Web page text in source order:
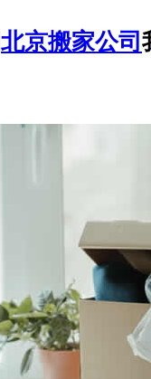
北京搬家公司